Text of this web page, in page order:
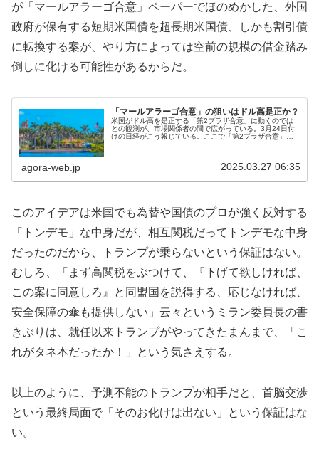
が「マールアラーゴ合意」ペーパーでほのめかした、外国
政府が保有する短期米国債を超長期米国債、しかも割引債
に転換する案が、やり方によっては空前の規模の借金踏み
倒しに化ける可能性があるからだ。
「マールアラーゴ合意」の狙いはドル高是正か？
米国がドル高を是正する「第2プラザ合意」に動くのでは
との観測が、市場関係者の間で広がっている。3月24日付
けの日経がこう報じている。ここで「第2プラザ合意」と
agora-web.jp 2025.03.27 06:35
このアイデアは米国でも為替や国債のプロが強く反対する
「トンデモ」な中身だが、相互関税だってトンデモな中身
だったのだから、トランプが乗らないという保証はない。
むしろ、「まず高関税をぶつけて、『下げて欲しければ、
この案に同意しろ』と同盟国を説得する、応じなければ、
安全保障の傘も提供しない」云々というミラン委員長の書
きぶりは、就任以来トランプがやってきたまんまで、「こ
れがタネ本だったか！」という気さえする。
以上のように、予測不能のトランプが相手だと、首脳交渉
という最終局面で「そのお化けは出ない」という保証はな
い。